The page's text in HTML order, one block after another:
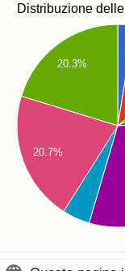
Distribuzione
20.3%
20.7%